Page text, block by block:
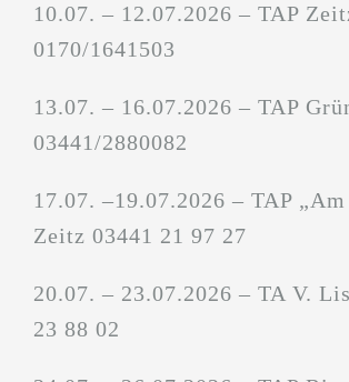
10.07. – 12.07.2026 – TAP
0170/1641503
13.07. – 16.07.2026 – TAP
03441/2880082
17.07. –19.07.2026 – TAP
Zeitz 03441 21 97 27
20.07. – 23.07.2026 – TA V.
23 88 02